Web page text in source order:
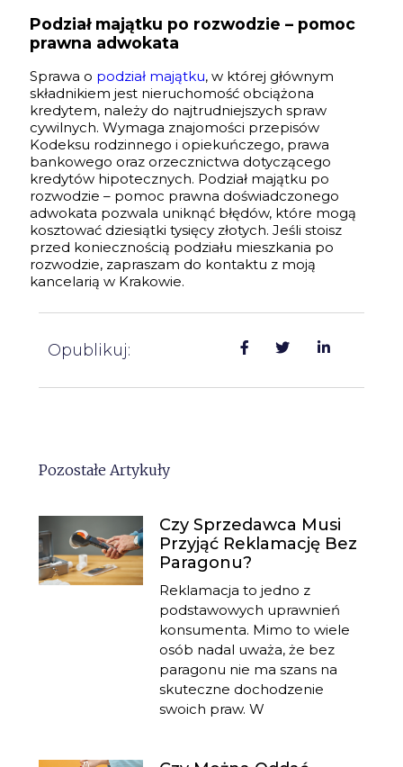
Podział majątku po rozwodzie – pomoc
prawna adwokata
Sprawa o podział majątku, w której głównym
składnikiem jest nieruchomość obciążona
kredytem, należy do najtrudniejszych spraw
cywilnych. Wymaga znajomości przepisów
Kodeksu rodzinnego i opiekuńczego, prawa
bankowego oraz orzecznictwa dotyczącego
kredytów hipotecznych. Podział majątku po
rozwodzie – pomoc prawna doświadczonego
adwokata pozwala uniknąć błędów, które mogą
kosztować dziesiątki tysięcy złotych. Jeśli stoisz
przed koniecznością podziału mieszkania po
rozwodzie, zapraszam do kontaktu z moją
kancelarią w Krakowie.
Opublikuj:
Pozostałe Artykuły
Czy Sprzedawca Musi
Przyjąć Reklamację Bez
Paragonu?
Reklamacja to jedno z
podstawowych uprawnień
konsumenta. Mimo to wiele
osób nadal uważa, że bez
paragonu nie ma szans na
skuteczne dochodzenie
swoich praw. W